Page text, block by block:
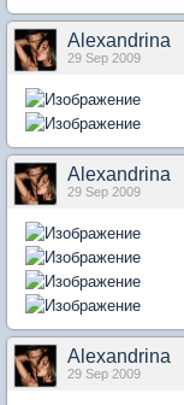
Alexandrina
29 Sep 2009
Alexandrina
29 Sep 2009
Alexandrina
29 Sep 2009